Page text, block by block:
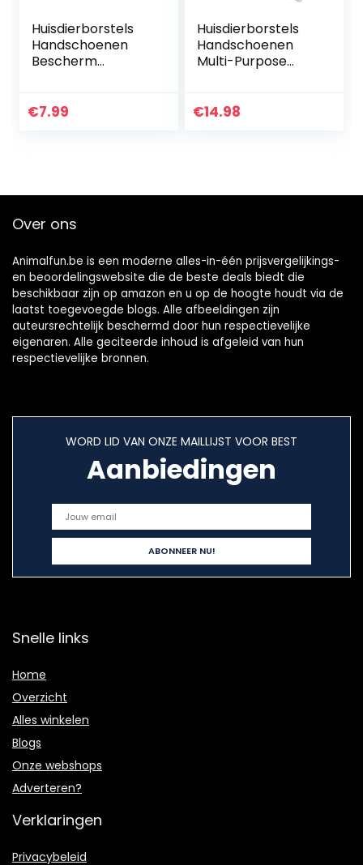
Huisdierborstels
Handschoenen
Bescherm
Huisdier Rvs
€7.99
Huisdierborstels
Handschoenen
Multi-Purpose
Haarborstel for
€14.98
Over ons
Animalfun.be is een moderne alles-in-één prijsvergelijkings-
en beoordelingswebsite die de beste deals biedt die
beschikbaar zijn op amazon en u op de hoogte houdt via de
laatst toegevoegde blogs. Alle afbeeldingen zijn
auteursrechtelijk beschermd door hun respectievelijke
eigenaren. Alle geciteerde inhoud is afgeleid van hun
respectievelijke bronnen.
WORD LID VAN ONZE MAILLIJST VOOR BEST
Aanbiedingen
Snelle links
Home
Overzicht
Alles winkelen
Blogs
Onze webshops
Adverteren?
Verklaringen
Privacybeleid